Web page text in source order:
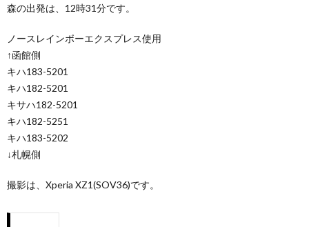
森の出発は、12時31分です。
ノースレインボーエクスプレス使用
↑函館側
キハ183-5201
キハ182-5201
キサハ182-5201
キハ182-5251
キハ183-5202
↓札幌側
撮影は、Xperia XZ1(SOV36)です。